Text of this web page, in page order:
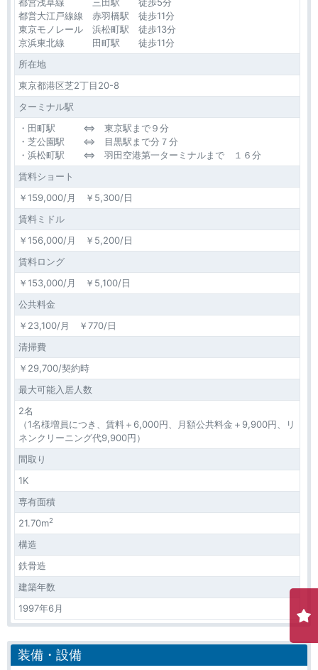
都営大江戸線線 赤羽橋駅 徒歩11分
東京モノレール 浜松町駅 徒歩13分
京浜東北線 田町駅 徒歩11分
所在地
東京都港区芝2丁目20-8
ターミナル駅
・田町駅 ⇔ 東京駅まで９分
・芝公園駅 ⇔ 目黒駅まで分７分
・浜松町駅 ⇔ 羽田空港第一ターミナルまで １６分
賃料ショート
￥159,000/月 ￥5,300/日
賃料ミドル
￥156,000/月 ￥5,200/日
賃料ロング
￥153,000/月 ￥5,100/日
公共料金
￥23,100/月 ￥770/日
清掃費
￥29,700/契約時
最大可能入居人数
2名
（1名様増員につき、賃料＋6,000円、月額公共料金＋9,900円、リ
ネンクリーニング代9,900円）
間取り
1K
専有面積
21.70m2
構造
鉄骨造
建築年数
1997年6月
装備・設備